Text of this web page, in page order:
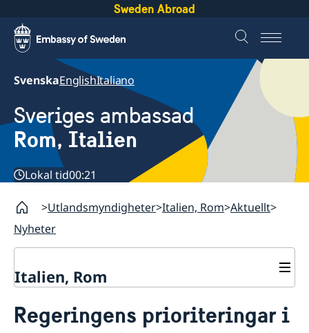
Sweden Abroad
SvenskaEnglishItaliano
Sveriges ambassad
Rom, Italien
Lokal tid00:21
Utlandsmyndigheter Italien, Rom Aktuellt
Nyheter
Italien, Rom
Om oss
Regeringens prioriteringar i